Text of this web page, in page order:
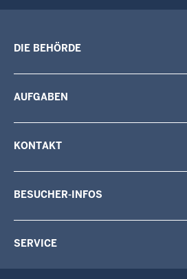
DIE BEHÖRDE
AUFGABEN
KONTAKT
BESUCHER-INFOS
SERVICE